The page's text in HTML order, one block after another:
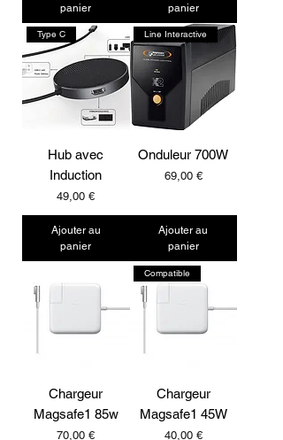
panier
panier
Type C
Hub avec
Induction
Prix
49,00 €
Ajouter au
panier
Line Interactive
Onduleur 700W
Prix
69,00 €
Ajouter au
panier
Chargeur
Magsafe1 85w
Prix
70,00 €
Compatible
Chargeur
Magsafe1 45W
Prix
40,00 €